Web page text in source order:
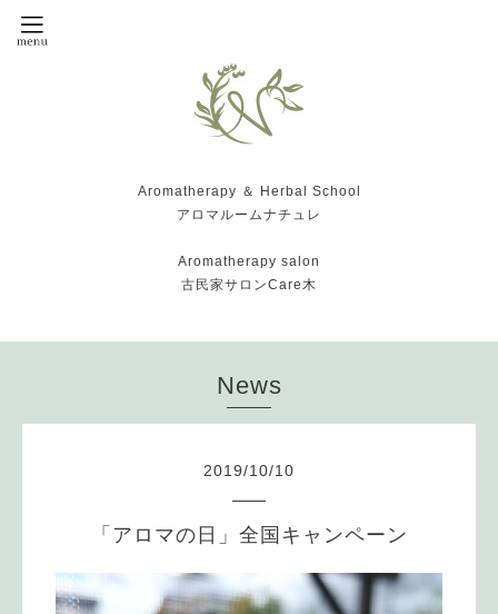
Aromatherapy ＆ Herbal School
アロマルームナチュレ
Aromatherapy salon
古民家サロンCare木
News
2019/10/10
「アロマの日」全国キャンペーン